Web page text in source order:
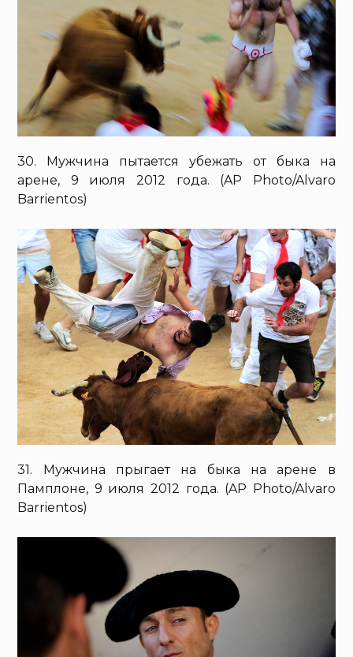
30. Мужчина пытается убежать от быка на
арене, 9 июля 2012 года. (AP Photo/Alvaro
Barrientos)
31. Мужчина прыгает на быка на арене в
Памплоне, 9 июля 2012 года. (AP Photo/Alvaro
Barrientos)